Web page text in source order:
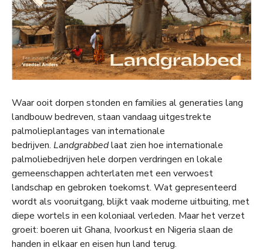
Waar ooit dorpen stonden en families al generaties lang
landbouw bedreven, staan vandaag uitgestrekte
palmolieplantages van internationale
bedrijven. Landgrabbedlaat zien hoe internationale
palmoliebedrijven hele dorpen verdringen en lokale
gemeenschappen achterlaten met een verwoest
landschap en gebroken toekomst. Wat gepresenteerd
wordt als vooruitgang, blijkt vaak moderne uitbuiting, met
diepe wortels in een koloniaal verleden. Maar het verzet
groeit: boeren uit Ghana, Ivoorkust en Nigeria slaan de
handen in elkaar en eisen hun land terug.